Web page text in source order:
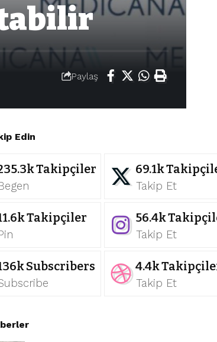
Paylaş
Edin
Takipçiler 69.1k
Takip Et
Takipçiler 56.4k
Takip Et
Subscribers 4.4k
Takip Et